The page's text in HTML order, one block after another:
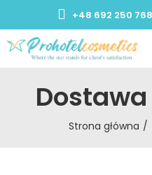
+48 692 250 768
Strona główna